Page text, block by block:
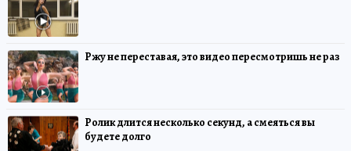
Ржу не переставая, это видео пересмотришь не раз
Ролик длится несколько секунд, а смеяться вы
будете долго